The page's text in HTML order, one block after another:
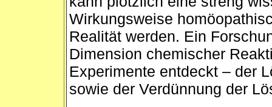
Wirkungsweise
Realität werden. Ein
Dimension chemischer
Experimente entdeckt – der
sowie der Verdünnung der